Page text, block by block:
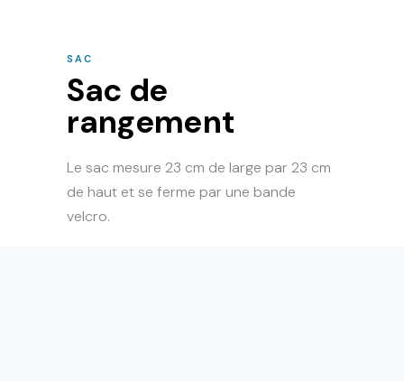
SAC
Sac de
rangement
Le sac mesure 23 cm de large par 23 cm
de haut et se ferme par une bande
velcro.